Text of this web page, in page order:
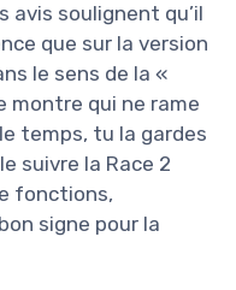
avis soulignent qu’il
que sur la version
le sens de la «
montre qui ne rame
temps, tu la gardes
suivre la Race 2
fonctions,
signe pour la